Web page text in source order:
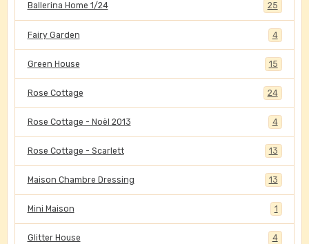
Ballerina Home 1/24 25
Fairy Garden 4
Green House 15
Rose Cottage 24
Rose Cottage - Noël 2013 4
Rose Cottage - Scarlett 13
Maison Chambre Dressing 13
Mini Maison 1
Glitter House 4